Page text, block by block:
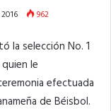
962
la selección No. 1
le
efectuada
de Béisbol.